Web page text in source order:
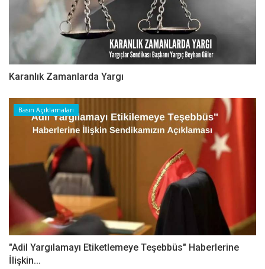
Karanlık Zamanlarda Yargı
Basın Açıklamaları
"Adil Yargılamayı Etiketlemeye Teşebbüs" Haberlerine
İlişkin...